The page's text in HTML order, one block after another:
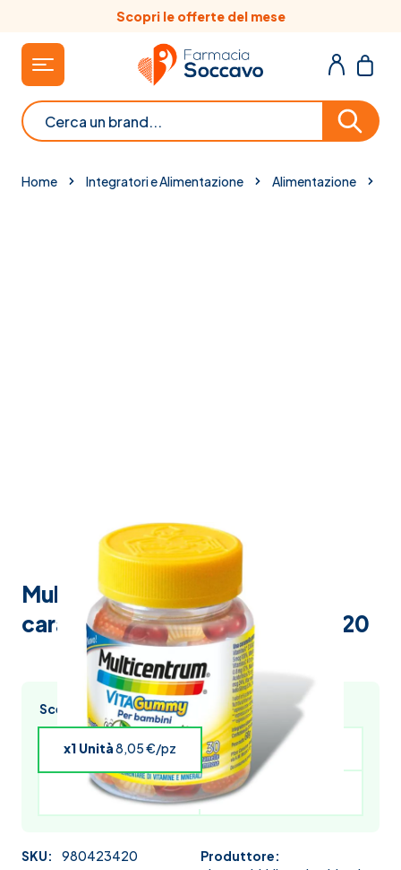
Salta al contenutoScopri le offerte del mese
Cerca
Home Integratori e Alimentazione Alimentazione
Multicentrum vitagummy 30
caramelle gommose promo 2020
Scegli l’acquisto multiplo e risparmia
x1 Unità8,05 €/pz x4 Unità7,89 €/pz
x5 Unità7,81 €/pz x6 Unità
SKU: 980423420
Produttore: